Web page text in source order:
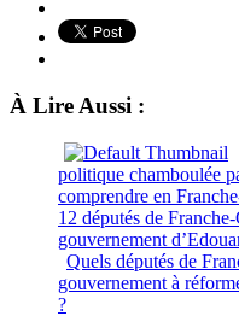
À Lire Aussi :
politique chamboulée
comprendre en
12 députés de
gouvernement
Quels députés de
gouvernement à
?